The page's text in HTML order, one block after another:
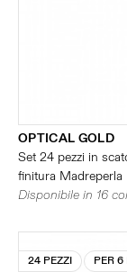
OPTICAL GOLD
Set 24 pezzi in
finitura Madreperla
Disponibile in 16
24 PEZZI PER 6